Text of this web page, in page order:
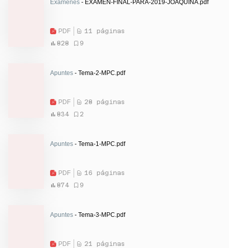
Exámenes - EXAMEN-FINAL-PARA-2019-JOAQUINA.pdf
PDF
11 páginas
828
9
Apuntes - Tema-2-MPC.pdf
PDF
28 páginas
834
2
Apuntes - Tema-1-MPC.pdf
PDF
16 páginas
874
9
Apuntes - Tema-3-MPC.pdf
PDF
21 páginas